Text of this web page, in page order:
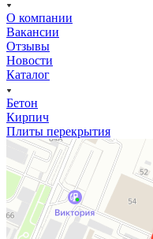
О компании
Вакансии
Отзывы
Новости
Каталог
Бетон
Кирпич
Плиты перекрытия